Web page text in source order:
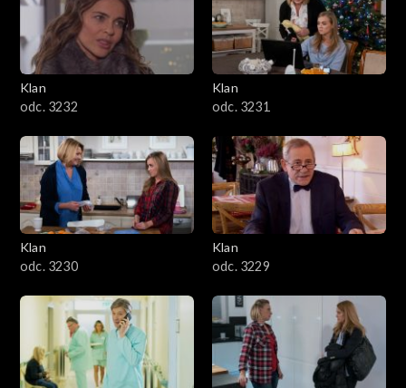
Klan
odc. 3232
Klan
odc. 3231
Klan
odc. 3230
Klan
odc. 3229